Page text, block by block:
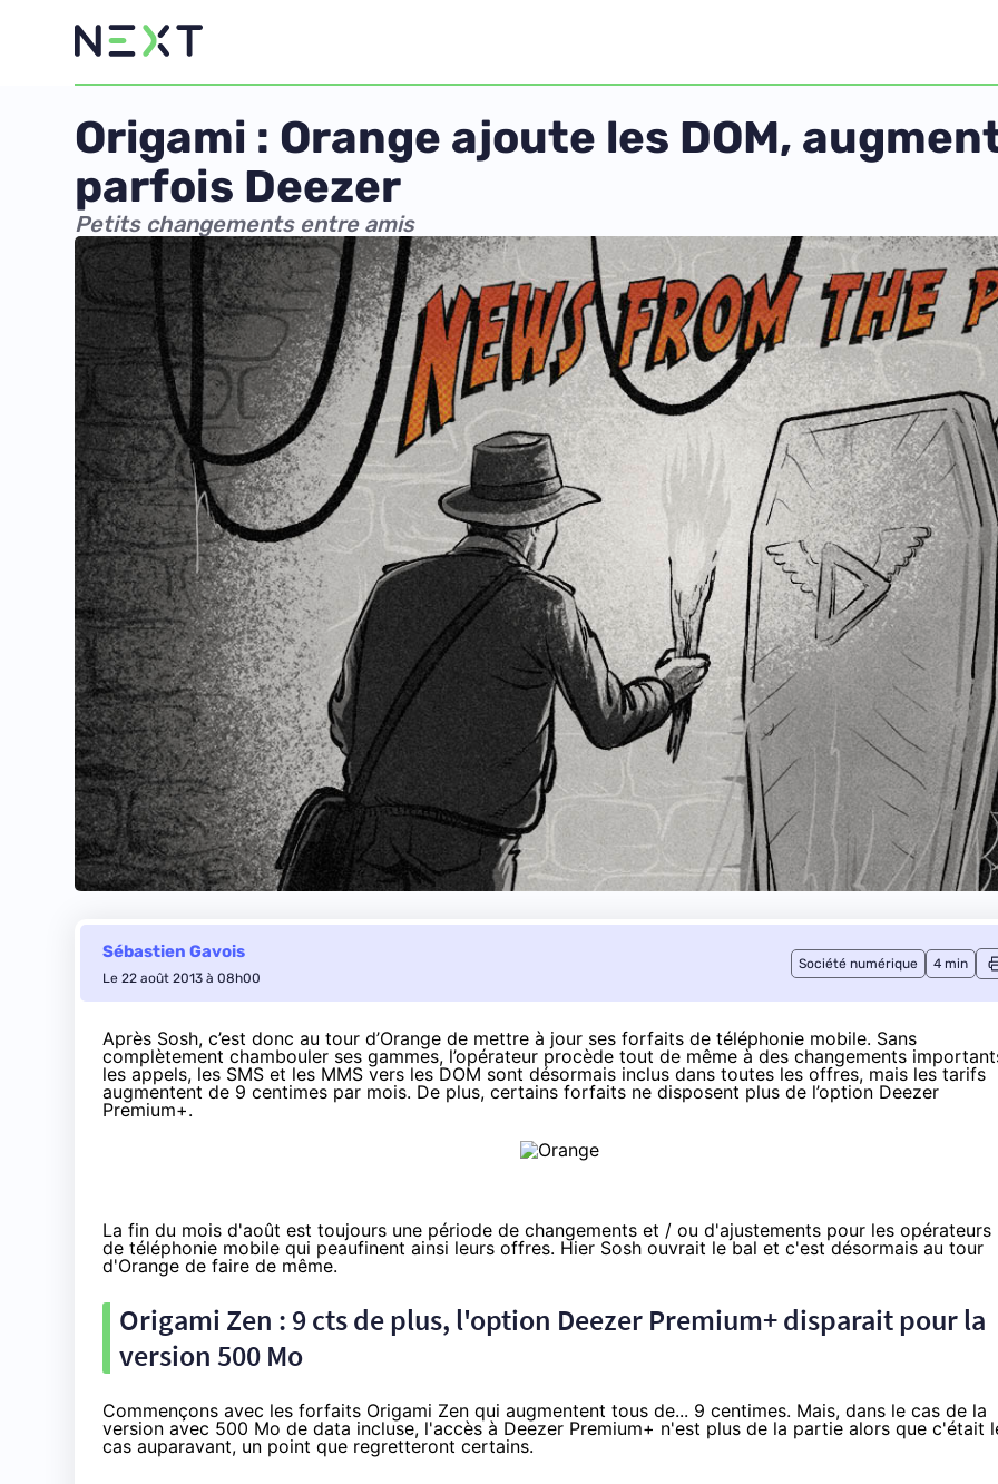
Origami : Orange ajoute les DOM,
parfois Deezer
Petits changements entre amis
Sébastien Gavois
Le 22 août 2013 à 08h00
Société numérique 4 min
Après Sosh, c’est donc au tour d’Orange de mettre à jour ses forfaits de téléphonie mobile. Sans
complètement chambouler ses gammes, l’opérateur procède tout de même à des changements
les appels, les SMS et les MMS vers les DOM sont désormais inclus dans toutes les offres, mais les tarifs
augmentent de 9 centimes par mois. De plus, certains forfaits ne disposent plus de l’option Deezer
Premium+.
La fin du mois d'août est toujours une période de changements et / ou d'ajustements pour les opérateurs
de téléphonie mobile qui peaufinent ainsi leurs offres. Hier Sosh ouvrait le bal et c'est désormais au tour
d'Orange de faire de même.
Origami Zen : 9 cts de plus, l'option Deezer Premium+ disparait pour la
version 500 Mo
Commençons avec les forfaits Origami Zen qui augmentent tous de... 9 centimes. Mais, dans le cas de la
version avec 500 Mo de data incluse, l'accès à Deezer Premium+ n'est plus de la partie alors que c'était
cas auparavant, un point que regretteront certains.